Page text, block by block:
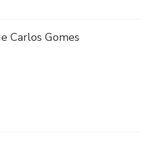
Carlos Gomes